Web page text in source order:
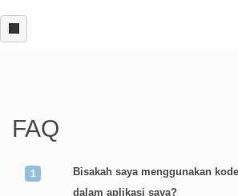
FAQ
Bisakah saya menggunakan
dalam aplikasi saya?